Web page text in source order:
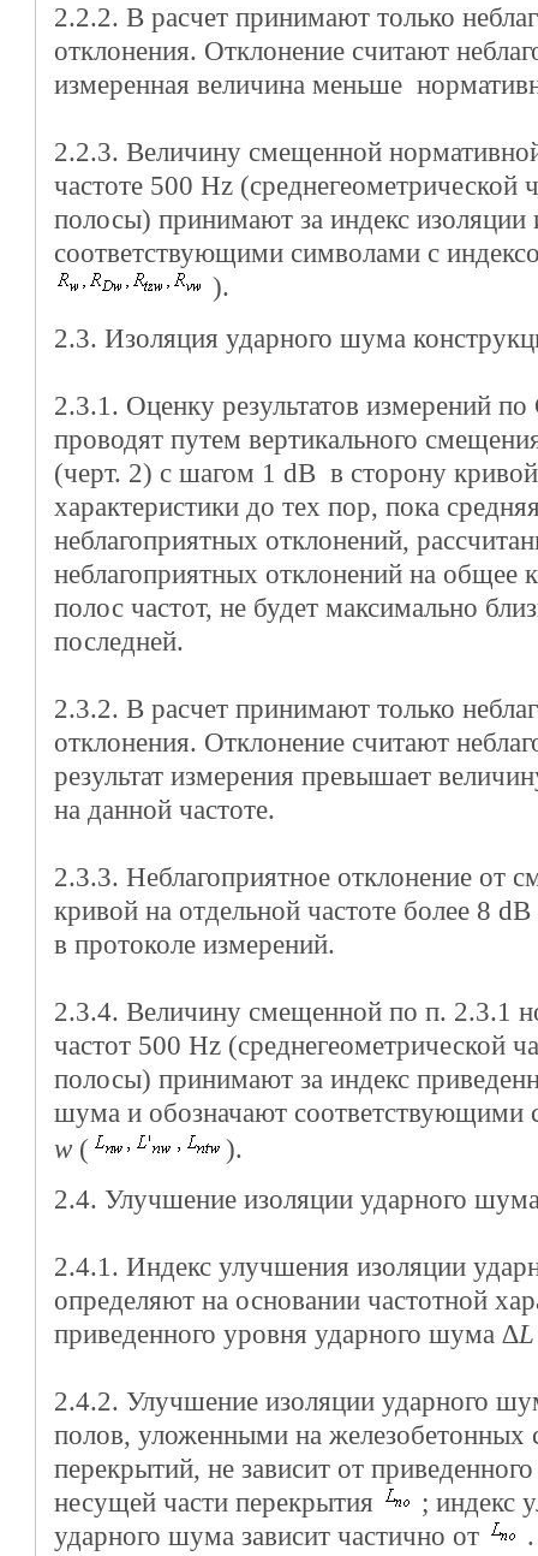
2.2.2. В расчет принимают только
отклонения. Отклонение считают
измеренная величина меньше
2.2.3. Величину смещенной
частоте 500 Hz (среднегеометрической
полосы) принимают за индекс изоляции
соответствующими символами с
).
2.3. Изоляция ударного шума
2.3.1. Оценку результатов измерений
проводят путем вертикального
(черт. 2) с шагом 1 dB в сторону
характеристики до тех пор, пока
неблагоприятных отклонений,
неблагоприятных отклонений на общее
полос частот, не будет максимально
последней.
2.3.2. В расчет принимают только
отклонения. Отклонение считают
результат измерения превышает
на данной частоте.
2.3.3. Неблагоприятное отклонение от
кривой на отдельной частоте более 8
в протоколе измерений.
2.3.4. Величину смещенной по п. 2.3.1
частот 500 Hz (среднегеометрической
полосы) принимают за индекс
шума и обозначают соответствующими
w(
).
2.4. Улучшение изоляции ударного
2.4.1. Индекс улучшения изоляции
определяют на основании частотной
приведенного уровня ударного шума ∆L
2.4.2. Улучшение изоляции ударного
полов, уложенными на железобетонных
перекрытий, не зависит от
несущей части перекрытия
; индекс
ударного шума зависит частично от